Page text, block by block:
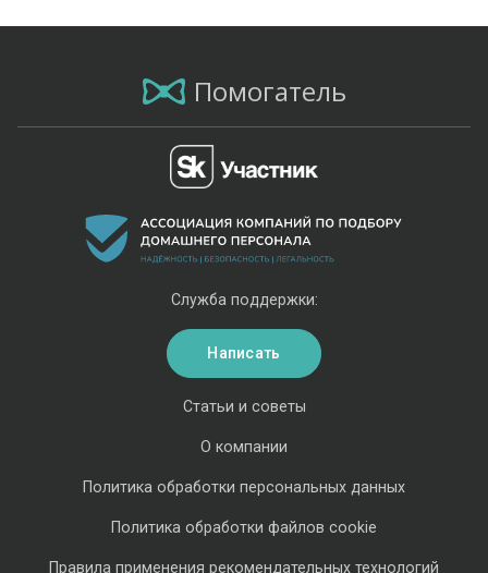
Помогатель
Статьи и советы
О компании
Политика обработки персональных данных
Политика обработки файлов cookie
Правила применения рекомендательных технологий
Служба поддержки:
Написать